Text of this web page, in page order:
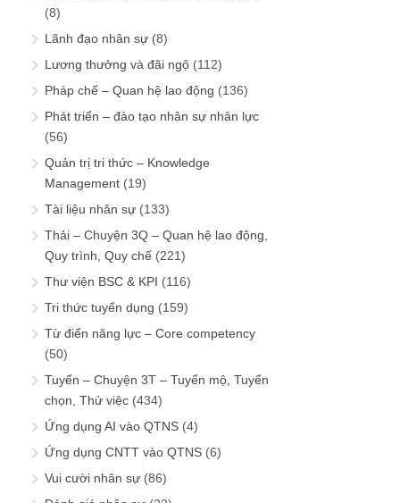
(8)
Lãnh đạo nhân sự (8)
Lương thưởng và đãi ngộ (112)
Pháp chế – Quan hệ lao động (136)
Phát triển – đào tạo nhân sự nhân lực
(56)
Quản trị tri thức – Knowledge
Management (19)
Tài liệu nhân sự (133)
Thải – Chuyện 3Q – Quan hệ lao động,
Quy trình, Quy chế (221)
Thư viện BSC & KPI (116)
Tri thức tuyển dụng (159)
Từ điển năng lực – Core competency
(50)
Tuyển – Chuyện 3T – Tuyển mộ, Tuyển
chọn, Thử việc (434)
Ứng dụng AI vào QTNS (4)
Ứng dụng CNTT vào QTNS (6)
Vui cười nhân sự (86)